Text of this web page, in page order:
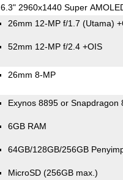
6.3" 2960x1440 Super
26mm 12-MP f/1.7 (Utama)
52mm 12-MP f/2.4 +OIS
26mm 8-MP
Exynos 8895 or Snapdragon
6GB RAM
64GB/128GB/256GB
MicroSD (256GB max.)